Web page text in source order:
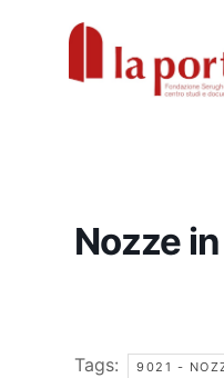
Nozze
Tags: 9021 -